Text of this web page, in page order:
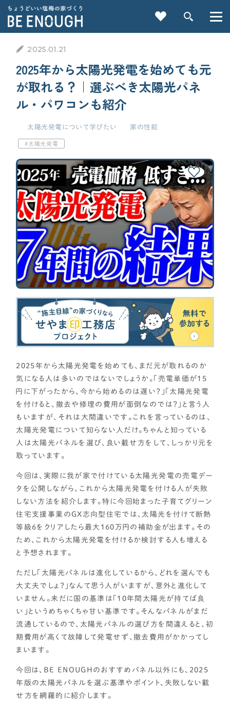
重要記事一覧を見る
CATEGORY
カテゴリから探す
家づくりの前に
資金計画
家の性能
工務店・HM選び
間取り
契約後の注意点
時事ネタ・裏話
CONTENTS
コンテンツから探す
記事で学ぶ
動画で学ぶ
Q&Aで学ぶ
用語解説で学ぶ
SUPPORT
サポート
せやま印工務店プロジェクト
お役立ちツール
OTHER
せやまのきもち
工務店の方へ
検索
よく使われるキーワード
せやま基準 UA値 断熱基準 省エネ基準 C値
気密性能 付帯工事 換気システム エアコン
太陽光パネル 一階完結型 アルミ樹脂複合サッシ
2025.01.21
太陽光発電について学びたい 家の性能
太陽光発電
2025年から太陽光発電を始めても元
が取れる？｜選ぶべき太陽光パネ
ル・パワコンも紹介
2025年から太陽光発電を始めても、まだ元が取れるのか
気になる人は多いのではないでしょうか。「売電単価が15
円に下がったから、今から始めるのは遅い？」「太陽光発電
を付けると、撤去や修理の費用が面倒なのでは？」と言う人
もいますが、それは大間違いです。これを言っているのは、
太陽光発電について知らない人だけ。ちゃんと知っている
人は太陽光パネルを選び、良い載せ方をして、しっかり元を
取っています。
今回は、実際に我が家で付けている太陽光発電の売電デー
タを公開しながら、これから太陽光発電を付ける人が失敗
しない方法を紹介します。特に今回始まった子育てグリーン
住宅支援事業のGX志向型住宅では、太陽光を付けて断熱
等級6をクリアしたら最大160万円の補助金が出ます。その
ため、これから太陽光発電を付けるか検討する人も増える
と予想されます。
ただし「太陽光パネルは進化しているから、どれを選んでも
大丈夫でしょ？」なんて思う人がいますが、意外と進化して
いません。未だに国の基準は「10年間太陽光が持てば良
い」というめちゃくちゃ甘い基準です。そんなパネルがまだ
流通しているので、太陽光パネルの選び方を間違えると、初
期費用が高くて故障して発電せず、撤去費用がかかってし
まいます。
今回は、BE ENOUGHのおすすめパネル以外にも、2025
年版の太陽光パネルを選ぶ基準やポイント、失敗しない載
せ方を網羅的に紹介します。